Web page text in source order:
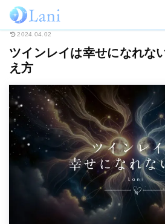
ホーム スピリチュアル ツ
2024.04.02
ツインレイは幸せになれな
え方